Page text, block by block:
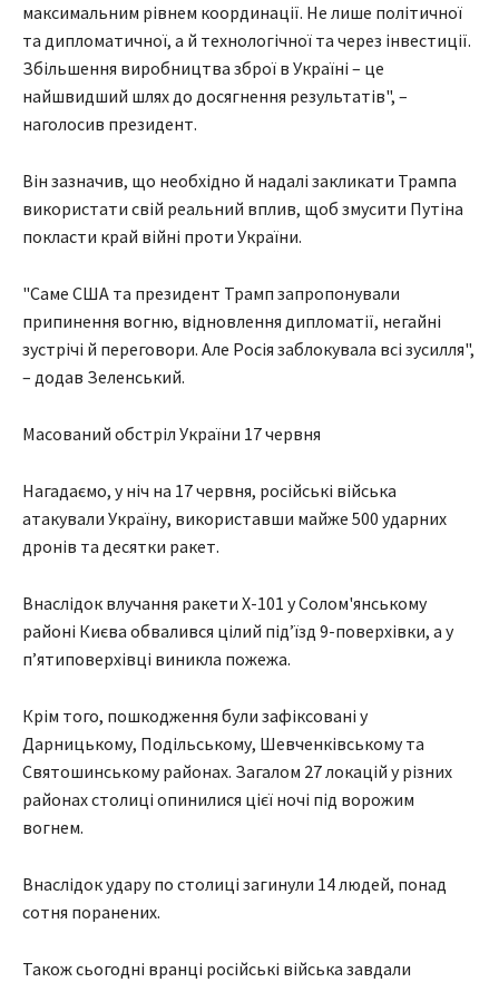
максимальним рівнем координації. Не лише політичної
та дипломатичної, а й технологічної та через інвестиції.
Збільшення виробництва зброї в Україні – це
найшвидший шлях до досягнення результатів", –
наголосив президент.
Він зазначив, що необхідно й надалі закликати Трампа
використати свій реальний вплив, щоб змусити Путіна
покласти край війні проти України.
"Саме США та президент Трамп запропонували
припинення вогню, відновлення дипломатії, негайні
зустрічі й переговори. Але Росія заблокувала всі зусилля",
– додав Зеленський.
Масований обстріл України 17 червня
Нагадаємо, у ніч на 17 червня, російські війська
атакували Україну, використавши майже 500 ударних
дронів та десятки ракет.
Внаслідок влучання ракети Х-101 у Солом'янському
районі Києва обвалився цілий підʼїзд 9-поверхівки, а у
пʼятиповерхівці виникла пожежа.
Крім того, пошкодження були зафіксовані у
Дарницькому, Подільському, Шевченківському та
Святошинському районах. Загалом 27 локацій у різних
районах столиці опинилися цієї ночі під ворожим
вогнем.
Внаслідок удару по столиці загинули 14 людей, понад
сотня поранених.
Також сьогодні вранці російські війська завдали